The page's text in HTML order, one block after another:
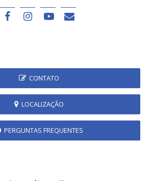
CONTATO
LOCALIZAÇÃO
PERGUNTAS FREQUENTES